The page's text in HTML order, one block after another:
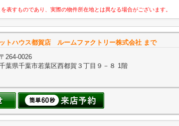
すものであり、実際の物件所在地とは異なる場合がございます。
トハウス都賀店 ルームファクトリー株式会社 まで
264-0026
葉県千葉市若葉区西都賀３丁目９－８ 1階